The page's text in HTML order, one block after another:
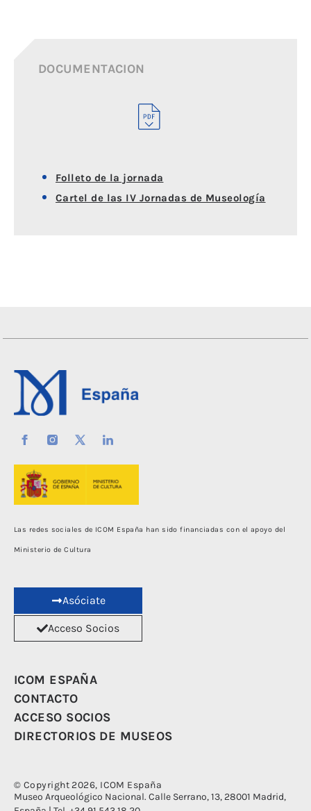
DOCUMENTACION
Folleto de la jornada
Cartel de las IV Jornadas de Museología
Las redes sociales de ICOM España han sido financiadas con el apoyo del
Ministerio de Cultura
Asóciate
Acceso Socios
ICOM ESPAÑA
CONTACTO
ACCESO SOCIOS
DIRECTORIOS DE MUSEOS
© Copyright 2026, ICOM España
Museo Arqueológico Nacional. Calle Serrano, 13, 28001 Madrid,